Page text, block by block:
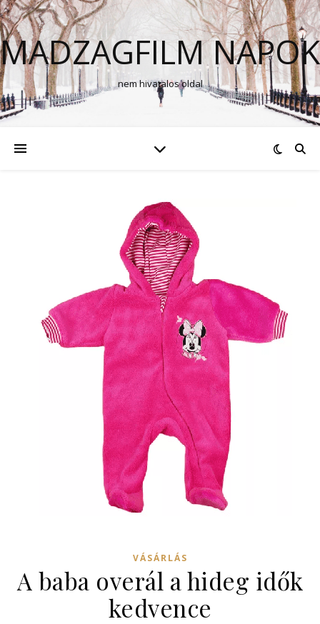
MADZAGFILM NAPOK
nem hivatalos oldal
VÁSÁRLÁS
A baba overál a hideg idők
kedvence